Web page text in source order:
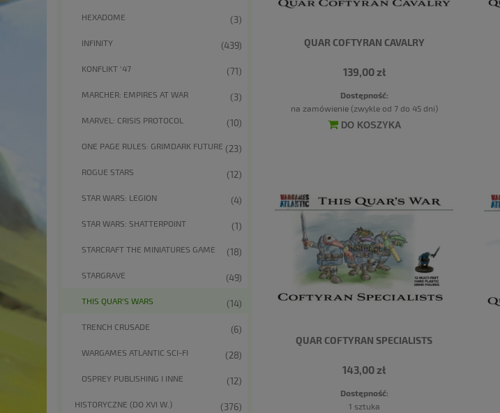
HEXADOME (3)
INFINITY (439)
KONFLIKT '47 (71)
MARCHER: EMPIRES AT WAR (3)
MARVEL: CRISIS PROTOCOL (10)
ONE PAGE RULES: GRIMDARK FUTURE (23)
ROGUE STARS (12)
STAR WARS: LEGION (4)
STAR WARS: SHATTERPOINT (1)
STARCRAFT THE MINIATURES GAME (18)
STARGRAVE (49)
THIS QUAR'S WARS (14)
TRENCH CRUSADE (6)
WARGAMES ATLANTIC SCI-FI (28)
OSPREY PUBLISHING I INNE (12)
HISTORYCZNE (DO XVI W.) (376)
QUAR COFTYRAN CAVALRY
139,00 zł
Dostępność:
na zamówienie (zwykle od 7 do 45 dni)
DO KOSZYKA
QUAR COFTYRAN SPECIALISTS
143,00 zł
Dostępność:
1 sztuka